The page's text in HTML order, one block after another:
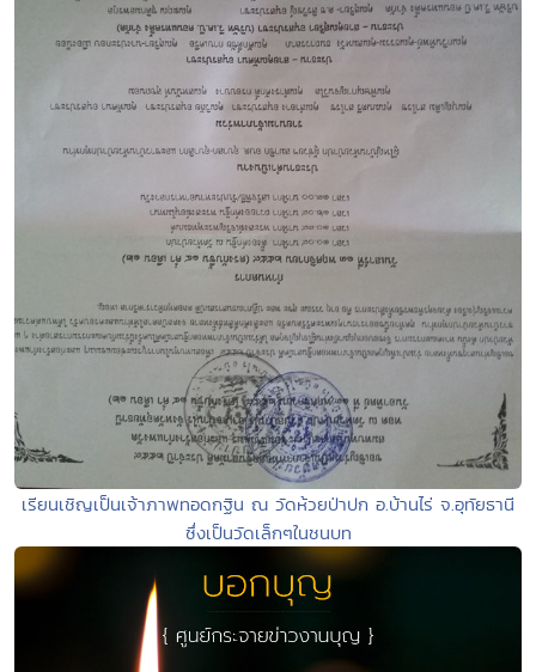
เรียนเชิญเป็นเจ้าภาพทอดกฐิน ณ วัดห้วยป่าปก อ.บ้านไร่ จ.อุทัยธานี
ซึ่งเป็นวัดเล็กๆในชนบท